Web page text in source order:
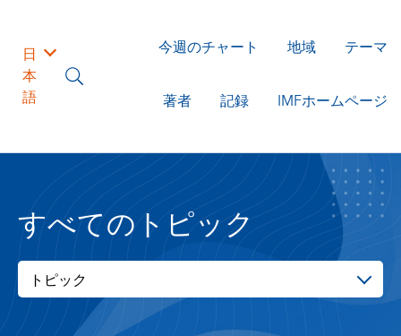
日
本
語
今週のチャート 地域 テーマ
著者 記録 IMFホームページ
すべてのトピック
トピック